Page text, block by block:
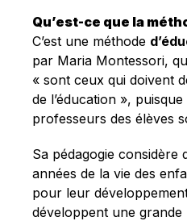
Qu’est-ce que la
C’est une méthode
par Maria Montessori,
« sont ceux qui doivent
de l’éducation »,
professeurs des élèves
Sa pédagogie considère
années de la vie des
pour leur
développent une grande